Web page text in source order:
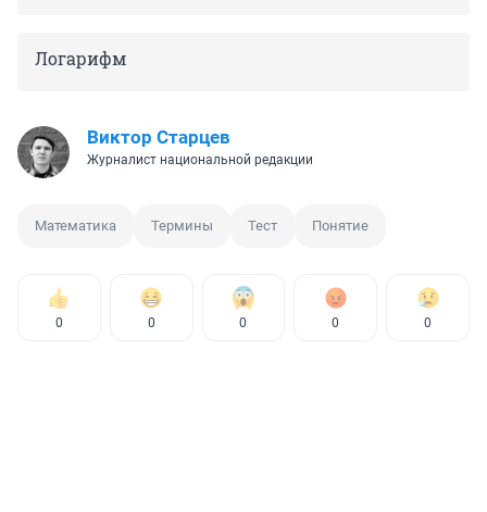
Логарифм
Виктор Старцев
Журналист национальной редакции
Математика Термины Тест Понятие
0 0 0 0 0